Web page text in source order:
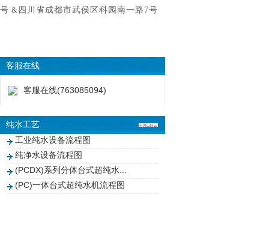
号 & 四川省成都市武侯区科园南一路7号
客服在线
客服在线(763085094)
纯水工艺
工业纯水设备流程图
纯净水设备流程图
(PCDX)系列分体台式超纯水...
(PC)一体台式超纯水机流程图